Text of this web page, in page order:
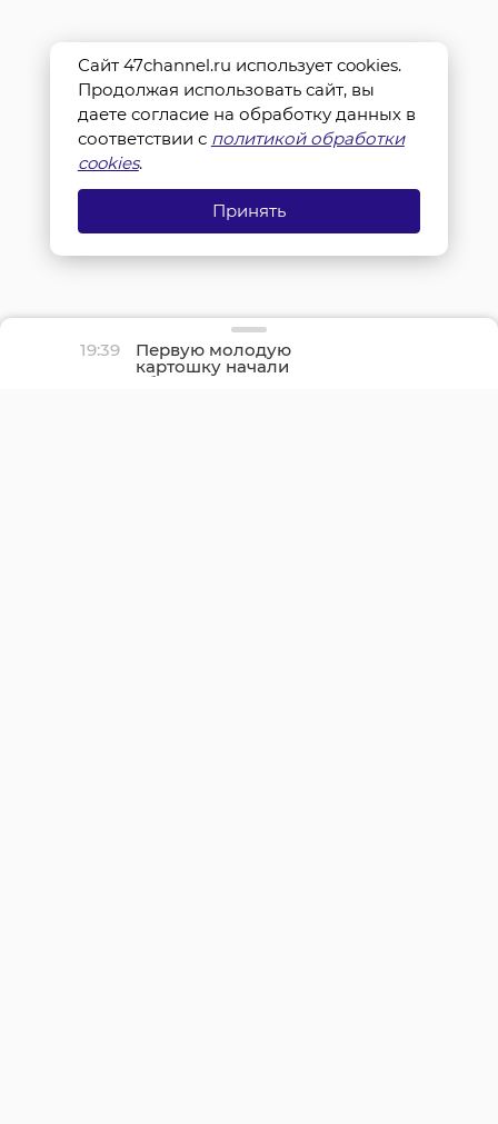
19:39 Первую молодую
картошку начали
убирать во
Сайт 47channel.ru использует cookies.
Продолжая использовать сайт, вы
даете согласие на обработку данных в
соответствии с политикой обработки
cookies.
Принять